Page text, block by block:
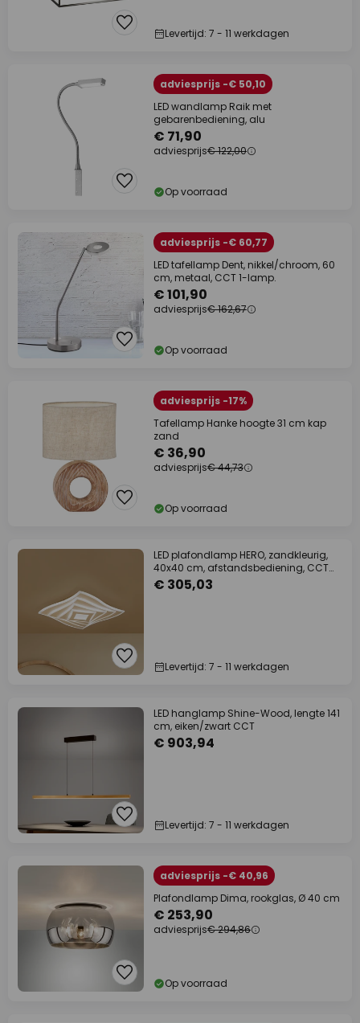
Levertijd: 7 - 11 werkdagen
adviesprijs -€ 50,10
LED wandlamp Raik met
gebarenbediening, alu
€ 71,90
adviesprijs€ 122,00
Op voorraad
adviesprijs -€ 60,77
LED tafellamp Dent, nikkel/chroom, 60
cm, metaal, CCT 1-lamp.
€ 101,90
adviesprijs€ 162,67
Op voorraad
adviesprijs -17%
Tafellamp Hanke hoogte 31 cm kap
zand
€ 36,90
adviesprijs€ 44,73
Op voorraad
LED plafondlamp HERO, zandkleurig,
40x40 cm, afstandsbediening, CCT
dimbaar
€ 305,03
Levertijd: 7 - 11 werkdagen
LED hanglamp Shine-Wood, lengte 141
cm, eiken/zwart CCT
€ 903,94
Levertijd: 7 - 11 werkdagen
adviesprijs -€ 40,96
Plafondlamp Dima, rookglas, Ø 40 cm
€ 253,90
adviesprijs€ 294,86
Op voorraad